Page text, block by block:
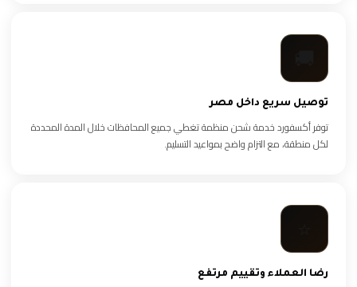
توصيل سريع داخل مصر
توفر أكسفورد خدمة شحن منظمة تغطي جميع المحافظات خلال المدة المحددة
لكل منطقة، مع التزام واضح بمواعيد التسليم.
رضا العملاء وتقييم مرتفع